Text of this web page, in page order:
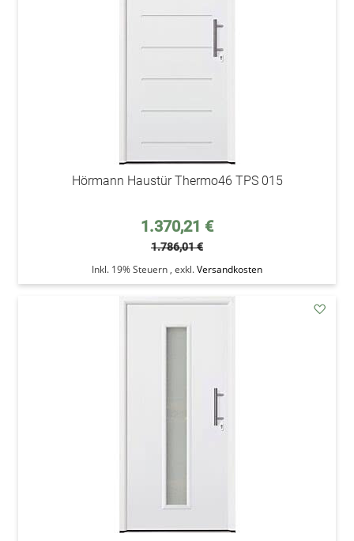
Hörmann Haustür Thermo46 TPS 015
Sonderpreis
1.370,21 €
1.786,01 €
Inkl. 19% Steuern , exkl.Versandkosten